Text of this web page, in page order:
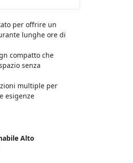
per offrire un
lunghe ore di
compatto che
senza
multiple per
esigenze
Alto